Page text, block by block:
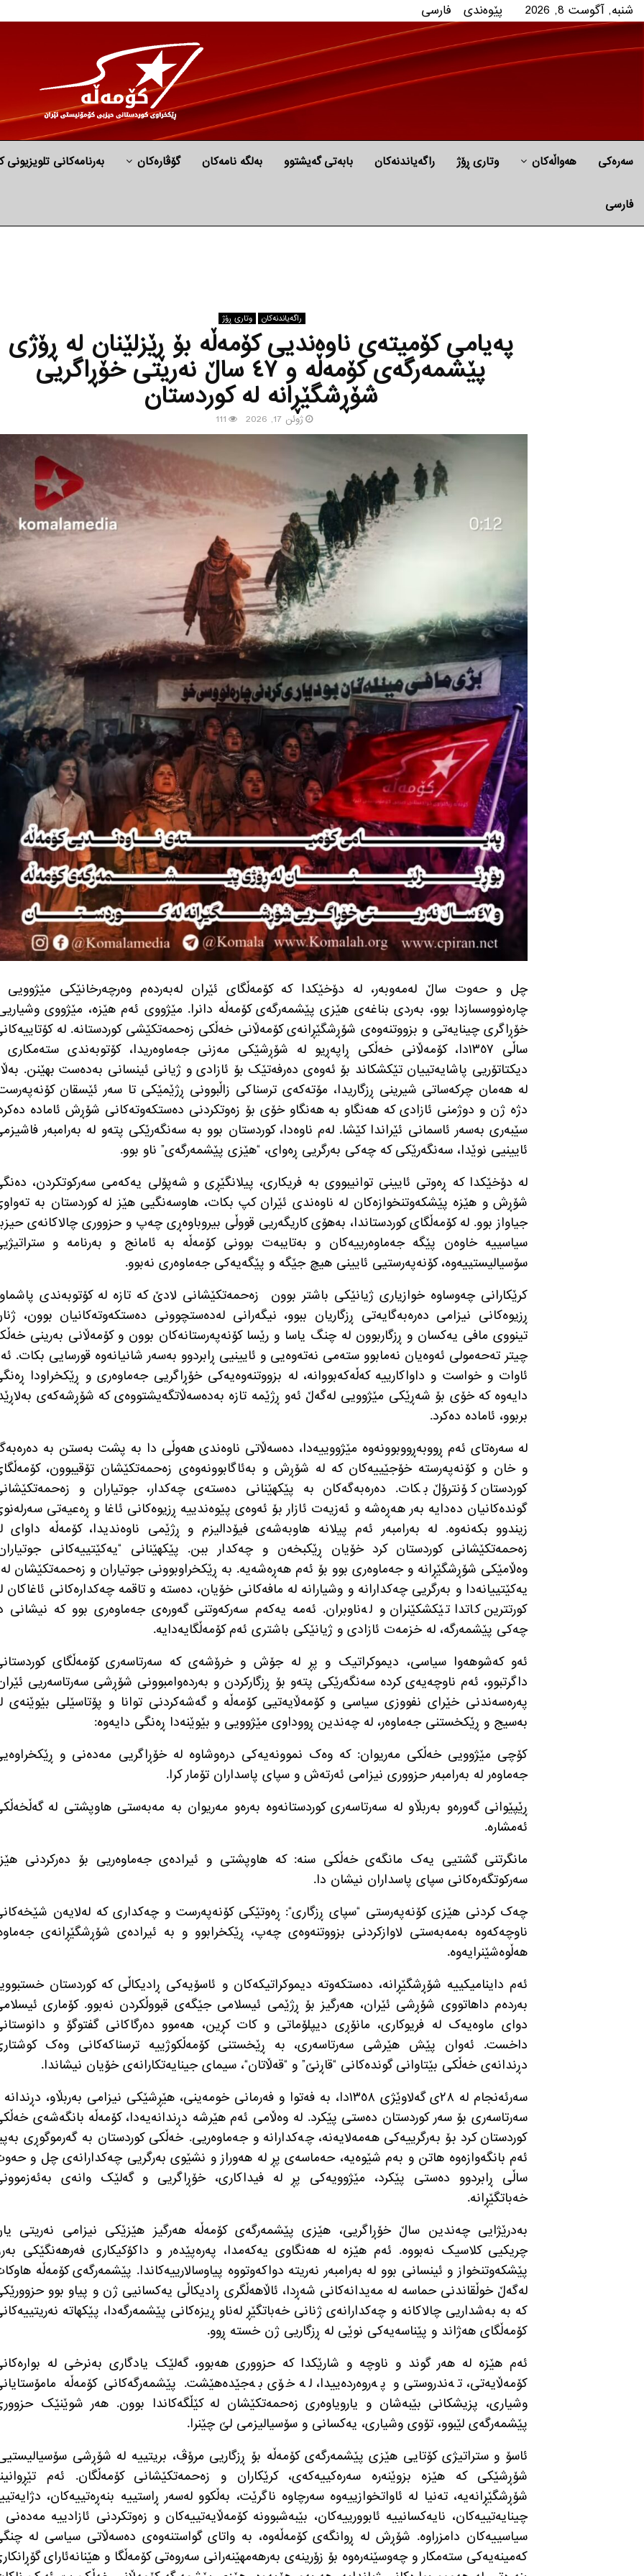
شنبه, آگوست 8, 2026 پێوه‌ندی فارسی
سەرەکی هه‌واڵه‌کان وتاری ڕۆژ راگه‌یاندنه‌كان بابه‌تی گه‌یشتوو به‌لگه‌ نامه‌كان گۆڤارەکان بەرنامەکانی تلویزیونی
فارسی
راگه‌یاندنه‌كان وتاری ڕۆژ
پەیامی کۆمیتەی ناوەندیی کۆمەڵە بۆ ڕێزلێنان لە ڕۆژی
پێشمەرگەی کۆمەڵە و ٤٧ ساڵ نەریتی خۆڕاگریی
شۆڕشگێڕانە لە کوردستان
ژوئن 17, 2026 111
چل و حەوت ساڵ لەمەوبەر، لە دۆخێکدا کە کۆمەڵگای ئێران لەبەردەم وەرچەرخانێکی مێژوویی
چارەنووسسازدا بوو، بەردی بناغەی هێزی پێشمەرگەی کۆمەڵە دانرا. مێژووی ئەم هێزە، مێژووی
خۆڕاگری چینایەتی و بزووتنەوەی شۆڕشگێڕانەی کۆمەڵانی خەڵکی زەحمەتکێشی کوردستانە.لە
ساڵی ١٣٥٧دا، کۆمەڵانی خەڵکی ڕاپەڕیو لە شۆڕشێکی مەزنی جەماوەریدا، کۆتوبەندی
دیکتاتۆریی پاشایەتییان تێکشکاند بۆ ئەوەی دەرفەتێک بۆ ئازادی و ژیانی ئینسانی بەدەست بهێنن.
لە هەمان چرکەساتی شیرینی ڕزگاریدا، مۆتەکەی ترسناکی زاڵبوونی ڕژێمێکی تا سەر ئێسقان
دژە ژن و دوژمنی ئازادی کە هەنگاو بە هەنگاو خۆی بۆ زەوتکردنی دەستکەوتەکانی شۆڕش ئامادە
سێبەری بەسەر ئاسمانی ئێراندا کێشا.لەم ناوەدا، کوردستان بوو بە سەنگەرێکی پتەو لە بەرامبەر
ئایینیی نوێدا، سەنگەرێکی کە چەکی بەرگریی ڕەوای، “هێزی پێشمەرگەی” ناو بوو.
لە دۆخێکدا کە ڕەوتی ئایینی توانیبووی بە فریکاری، پیلانگێڕی و شەپۆلی یەکەمی سەرکوتکردن،
شۆڕش و هێزە پێشکەوتنخوازەکان لە ناوەندی ئێران کپ بکات، هاوسەنگیی هێز لە کوردستان بە
جیاواز بوو. لە کۆمەڵگای کوردستاندا، بەهۆی کاریگەریی قووڵی بیروباوەڕی چەپ و حزووری چالاکانەی
سیاسییە خاوەن پێگە جەماوەرییەکان و بەتایبەت بوونی کۆمەڵە بە ئامانج و بەرنامە و
سۆسیالیستییەوە، کۆنەپەرستیی ئایینی هیچ جێگە و پێگەیەکی جەماوەری نەبوو.
کرێکارانی چەوساوە خوازیاری ژیانێکی باشتر بوون
زەحمەتکێشانی لادێ کە تازە لە کۆتوبەندی
ڕزیوەکانی نیزامی دەرەبەگایەتی ڕزگاریان ببوو، نیگەرانی لەدەستچوونی دەستکەوتەکانیان بوون،
تینووی مافی یەکسان و ڕزگاربوون لە چنگ یاسا و رێسا کۆنەپەرستانەکان بوون و کۆمەڵانی بەرینی
چیتر تەحەمولی ئەوەیان نەمابوو ستەمی نەتەوەیی و ئایینیی ڕابردوو بەسەر شانیانەوە قورسایی بکات.
ئاوات و خواست و داواکارییە کەڵەکەبووانە، لە بزووتنەوەیەکی خۆڕاگریی جەماوەری و ڕێکخراودا
دایەوە کە خۆی بۆ شەڕێکی مێژوویی لەگەڵ ئەو ڕژێمە تازە بەدەسەڵاتگەیشتووەی کە شۆڕشەکەی
بربوو، ئامادە دەکرد.
لە سەرەتای ئەم ڕووبەڕووبوونەوە مێژووییەدا، دەسەڵاتی ناوەندی هەوڵی دا بە پشت بەستن بە
و خان و کۆنەپەرستە خۆجێییەکان کە لە شۆڕش و بەئاگابوونەوەی زەحمەتکێشان تۆقیبوون،
کوردستان کۆنترۆڵ بکات. دەرەبەگەکان بە پێکهێنانی دەستەی چەکدار، جوتیاران و
گوندەکانیان دەدایە بەر هەڕەشە و ئەزیەت ئازار بۆ ئەوەی پێوەندییە ڕزیوەکانی ئاغا و ڕەعیەتی
زیندوو بکەنەوە. لە بەرامبەر ئەم پیلانە هاوبەشەی فیۆدالیزم و ڕژێمی ناوەندیدا، کۆمەڵە داوای
زەحمەتکێشانی کوردستان کرد خۆیان ڕێکبخەن و چەکدار ببن. پێکهێنانی “یەکێتییەکانی
وەڵامێکی شۆڕشگێڕانە و جەماوەری بوو بۆ ئەم هەڕەشەیە. بە ڕێکخراوبوونی جوتیاران و زەحمەتکێشان
یەکێتییانەدا و بەرگریی چەکدارانە و وشیارانە لە مافەکانی خۆیان، دەستە و تاقمە چەکدارەکانی ئاغاکان
کورتترین کاتدا تێکشکێنران و لەناوبران. ئەمە یەکەم سەرکەوتنی گەورەی جەماوەری بوو کە نیشانی
چەکی پێشمەرگە، لە خزمەت ئازادی و ژیانێکی باشتری ئەم کۆمەڵگایەدایە.
ئەو کەشوهەوا سیاسی، دیموکراتیک و پڕ لە جۆش و خرۆشەی کە سەرتاسەری کۆمەڵگای
داگرتبوو، ئەم ناوچەیەی کردە سەنگەرێکی پتەو بۆ ڕزگارکردن و بەردەوامبوونی شۆڕشی سەرتاسەریی
پەرەسەندنی خێرای نفووزی سیاسی و کۆمەڵایەتیی کۆمەڵە و گەشەکردنی توانا و پۆتاسێلی بێوێنەی
بەسیج و ڕێکخستنی جەماوەر، لە چەندین ڕووداوی مێژوویی و بێوێنەدا ڕەنگی دایەوە:
کۆچی مێژوویی خەڵکی مەریوان:کە وەک نموونەیەکی درەوشاوە لە خۆڕاگریی مەدەنی و
جەماوەر لە بەرامبەر حزووری نیزامی ئەرتەش و سپای پاسداران تۆمار کرا.
ڕێپێوانی گەورەو بەربڵاو لە سەرتاسەری کوردستانەوە بەرەو مەریوان بە مەبەستی هاوپشتی لە
ئەمشارە.
مانگرتنی گشتیی یەک مانگەی خەڵکی سنە:کە هاوپشتی و ئیرادەی جەماوەریی بۆ دەرکردنی
سەرکوتگەرەکانی سپای پاسداران نیشان دا.
چەک کردنی هێزی کۆنەپەرستی “سپای ڕزگاری“: ڕەوتێکی کۆنەپەرست و چەکداری کە لەلایەن
ناوچەکەوە بەمەبەستی لاوازکردنی بزووتنەوەی چەپ، ڕێکخرابوو و بە ئیرادەی شۆڕشگێڕانەی
هەڵوەشێنرایەوە.
ئەم داینامیکییە شۆڕشگێڕانە، دەستکەوتە دیموکراتیکەکان و ئاسۆیەکی ڕادیکاڵی کە کوردستان
بەردەم داهاتووی شۆڕشی ئێران، هەرگیز بۆ ڕژێمی ئیسلامی جێگەی قبووڵکردن نەبوو.کۆماری
دوای ماوەیەک لە فریوکاری، مانۆڕی دیپلۆماتی و کات کڕین، هەموو دەرگاکانی گفتوگۆ و
داخست. ئەوان پێش هێرشی سەرتاسەری، بە ڕێخستنی کۆمەڵکوژییە ترسناکەکانی وەک
دڕندانەی خەڵکی بێتاوانی گوندەکانی “قاڕنێ” و “قەڵاتان“، سیمای جینایەتکارانەی خۆیان نیشاندا.
سەرئەنجام لە ٢٨ی گەلاوێژی ١٣٥٨دا، بە فەتوا و فەرمانی خومەینی، هێڕشێکی نیزامی بەربڵاو،
سەرتاسەری بۆ سەر کوردستان دەستی پێکرد.لە وەڵامی ئەم هێرشە دڕندانەیەدا، کۆمەڵە بانگەشەی
کوردستان کرد بۆ بەرگرییەکی هەمەلایەنە، چەکدارانە و جەماوەریی.خەڵکی کوردستان بە گەرموگوڕی
ئەم بانگەوازەوە هاتن و بەم شێوەیە، حەماسەی پڕ لە هەوراز و نشێوی بەرگریی چەکدارانەی چل و
ساڵی ڕابردوو دەستی پێکرد، مێژوویەکی پڕ لە فیداکاری، خۆڕاگریی و گەلێک وانەی
خەباتگێڕانە.
بەدرێژایی چەندین ساڵ خۆڕاگریی، هێزی پێشمەرگەی کۆمەڵە هەرگیز هێزێکی نیزامی نەریتی
چریکیی کلاسیک نەبووە. ئەم هێزە لە هەنگاوی یەکەمدا، پەرەپێدەر و داکۆکیکاری فەرهەنگێکی
پێشکەوتنخواز و ئینسانی بوو لە بەرامبەر نەریتە دواکەوتووە پیاوسالارییەکاندا. پێشمەرگەی کۆمەڵە
لەگەڵ خوڵقاندنی حماسە لە مەیدانەکانی شەڕدا، ئاڵاهەڵگری ڕادیکاڵی یەکسانیی ژن و پیاو بوو
کە بە بەشداریی چالاکانە و چەکدارانەی ژنانی خەباتگێڕ لەناو ڕیزەکانی پێشمەرگەدا، پێکهاتە
کۆمەڵگای هەژاند و پێناسەیەکی نوێی لە ڕزگاریی ژن خستە ڕوو.
ئەم هێزە لە هەر گوند و ناوچە و شارێکدا کە حزووری هەبوو، گەلێک یادگاری بەنرخی لە
کۆمەڵایەتی، تەندروستی و پەروەردەییدا، لە خۆی بەجێدەهێشت. پێشمەرگەکانی کۆمەڵە
وشیاری، پزیشکانی بێبەشان و یارویاوەری زەحمەتکێشان لە کێڵگەکاندا بوون. هەر شوێنێک
پێشمەرگەی لێبوو، تۆوی وشیاری، یەکسانی و سۆسیالیزمی لێ چێنرا.
ئاسۆ و ستراتیژی کۆتایی هێزی پێشمەرگەی کۆمەڵە بۆ ڕزگاریی مرۆڤ، بریتییە لە شۆڕشی
شۆڕشێکی کە هێزە بزوێنەرە سەرەکییەکەی، کرێکاران و زەحمەتکێشانی کۆمەڵگان. ئەم
شۆڕشگێڕانەیە، تەنیا لە ئاواتخوازییەوە سەرچاوە ناگرێت، بەڵکوو لەسەر ڕاستییە بنەڕەتییەکان،
چینایەتییەکان، نایەکسانییە ئابوورییەکان، بێبەشبوونە کۆمەڵایەتییەکان و زەوتکردنی ئازادییە
سیاسییەکان دامزراوە. شۆڕش لە ڕوانگەی کۆمەڵەوە، بە واتای گواستنەوەی دەسەڵاتی سیاسی لە
کەمینەیەکی ستەمکار و چەوسێنەرەوە بۆ زۆرینەی بەرهەمهێنەرانی سەروەتی کۆمەڵگا و هێنانەئارای